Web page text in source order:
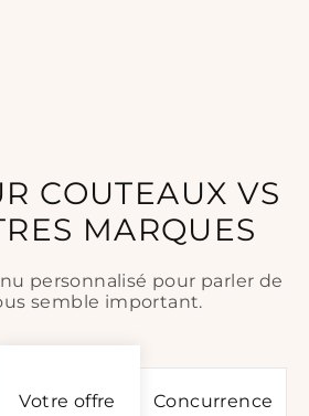
COUTEAUX VS
MARQUES
personnalisé pour parler de
semble important.
Votre offre Concurrence